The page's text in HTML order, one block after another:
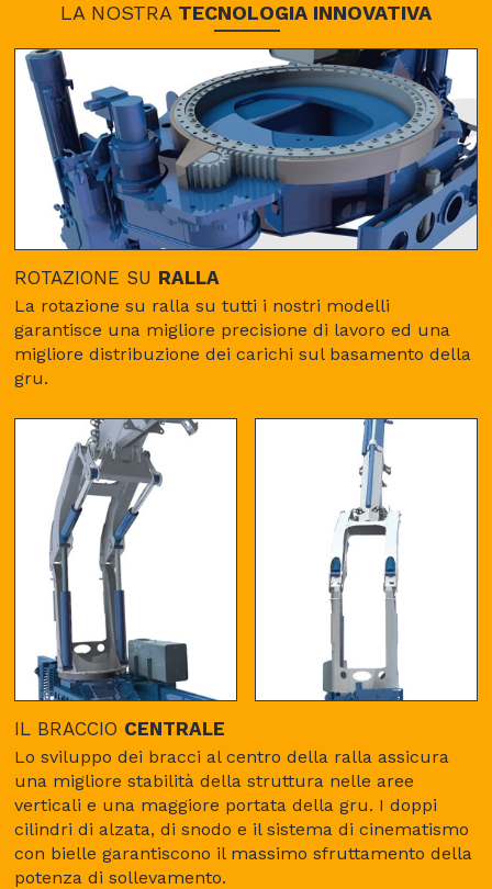
LA NOSTRA TECNOLOGIA INNOVATIVA
ROTAZIONE SU RALLA
La rotazione su ralla su tutti i nostri modelli
garantisce una migliore precisione di lavoro ed una
migliore distribuzione dei carichi sul basamento della
gru.
IL BRACCIO CENTRALE
Lo sviluppo dei bracci al centro della ralla assicura
una migliore stabilità della struttura nelle aree
verticali e una maggiore portata della gru. I doppi
cilindri di alzata, di snodo e il sistema di cinematismo
con bielle garantiscono il massimo sfruttamento della
potenza di sollevamento.